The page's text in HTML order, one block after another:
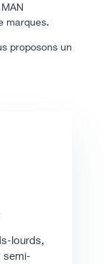
marques.
proposons un
lourds,
semi-